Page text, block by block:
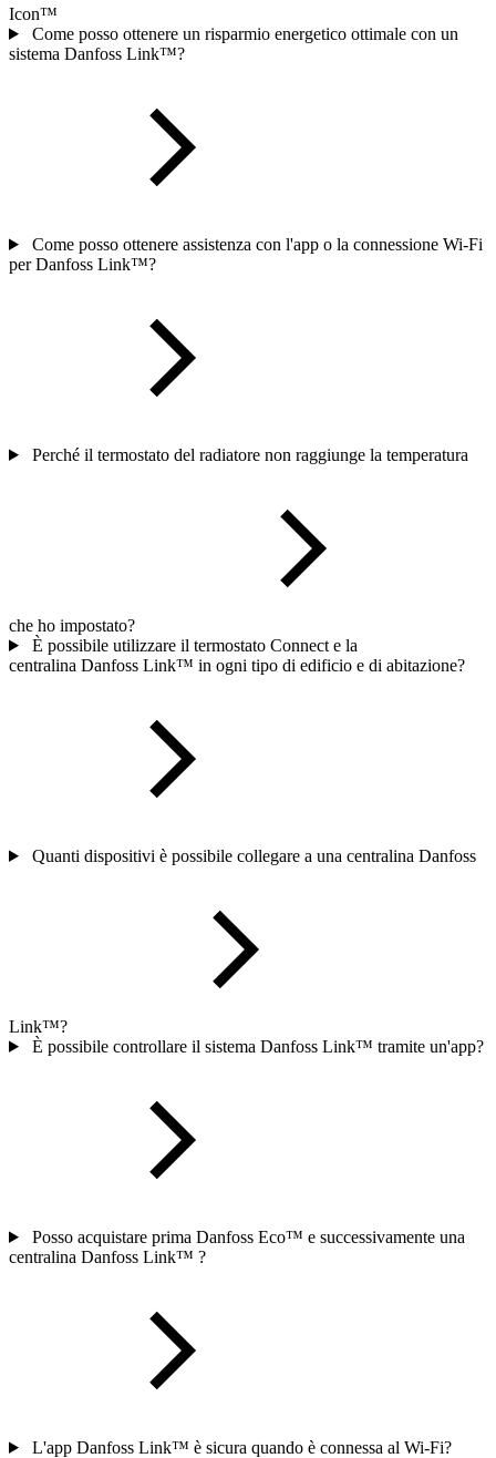
Icon™
Come posso ottenere un risparmio energetico ottimale con un
sistema Danfoss Link™?
Come posso ottenere assistenza con l'app o la connessione Wi-Fi
per Danfoss Link™?
Perché il termostato del radiatore non raggiunge la temperatura
che ho impostato?
È possibile utilizzare il termostato Connect e la
centralina Danfoss Link™ in ogni tipo di edificio e di abitazione?
Quanti dispositivi è possibile collegare a una centralina Danfoss
Link™?
È possibile controllare il sistema Danfoss Link™ tramite un'app?
Posso acquistare prima Danfoss Eco™ e successivamente una
centralina Danfoss Link™ ?
L'app Danfoss Link™ è sicura quando è connessa al Wi-Fi?